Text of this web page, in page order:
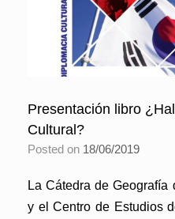
Presentación libro
Cultural?
Posted on 18/06/2019
La Cátedra de
y el Centro de Estudios